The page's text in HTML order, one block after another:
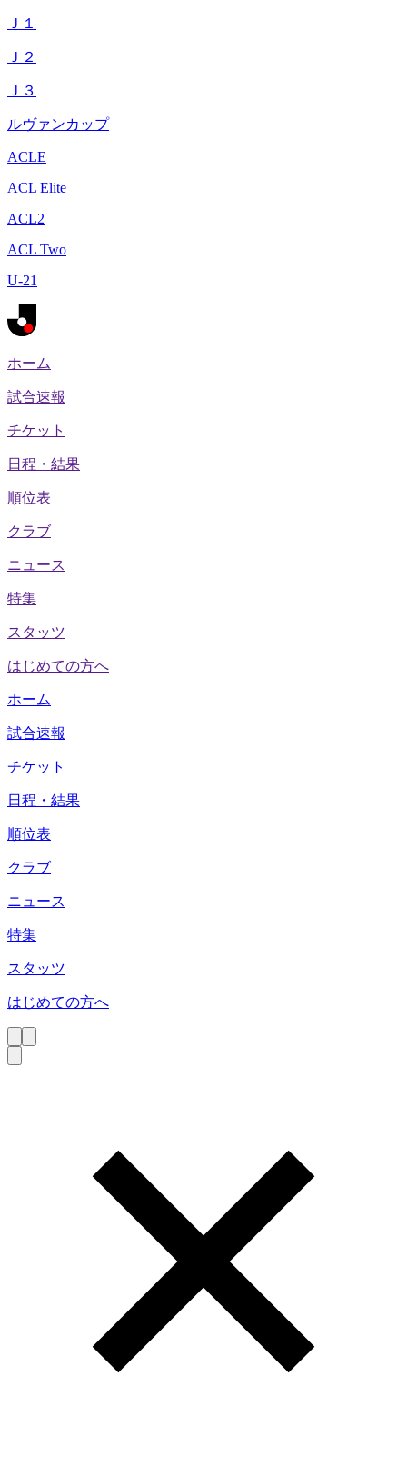
Ｊ１
Ｊ２
Ｊ３
ルヴァンカップ
ACLE
ACL Elite
ACL2
ACL Two
U-21
ホーム
試合速報
チケット
日程・結果
順位表
クラブ
ニュース
特集
スタッツ
はじめての方へ
ホーム
試合速報
チケット
日程・結果
順位表
クラブ
ニュース
特集
スタッツ
はじめての方へ